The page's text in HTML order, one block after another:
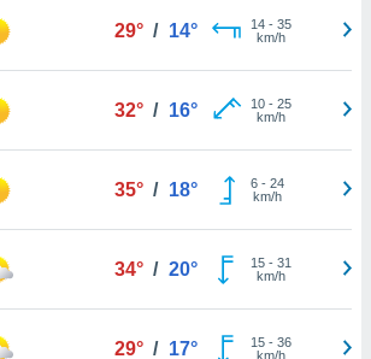
29° / 14° 14- 35
km/h
32° / 16° 10- 25
km/h
35° / 18° 6- 24
km/h
34° / 20° 15- 31
km/h
29° / 17° 15- 36
km/h